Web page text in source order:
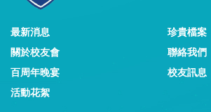
最新消息
關於校友會
百周年晚宴
活動花絮
珍貴檔案
聯絡我們
校友訊息